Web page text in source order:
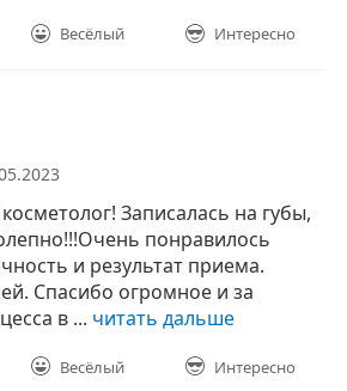
Весёлый Интересно
Записалась на губы,
понравилось
и результат приема.
Спасибо огромное и за
в ... читать дальше
Весёлый Интересно